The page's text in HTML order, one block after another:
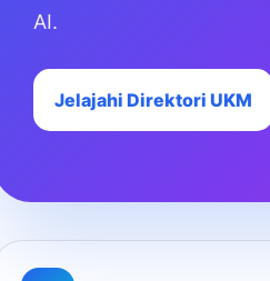
AI.
Jelajahi Direktori UKM